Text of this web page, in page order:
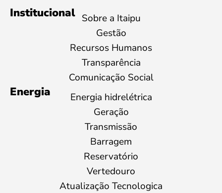
Institucional Sobre a Itaipu
Gestão
Recursos Humanos
Transparência
Comunicação Social
Energia
Energia hidrelétrica
Geração
Transmissão
Barragem
Reservatório
Vertedouro
Atualização Tecnologica